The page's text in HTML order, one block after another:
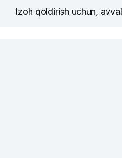
Izoh qoldirish uchun, avval